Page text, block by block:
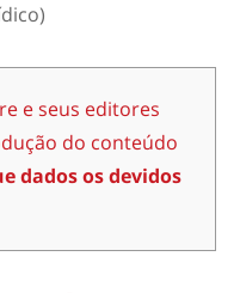
e seus editores
do conteúdo
dados os devidos